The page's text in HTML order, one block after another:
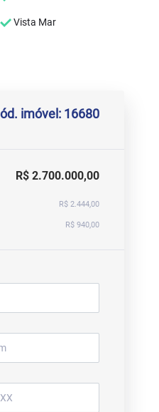
Vista Mar
imóvel: 16680
R$ 2.700.000,00
R$ 2.444,00
R$ 940,00